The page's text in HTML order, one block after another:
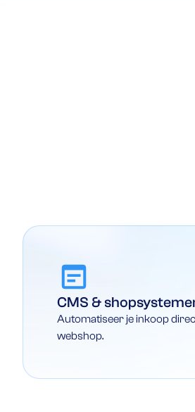
CMS &
Automatiseer je inkoop
webshop.